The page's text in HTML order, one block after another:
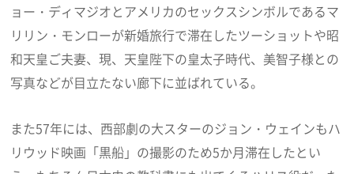
ョー・ディマジオとアメリカのセックスシンボルであるマ
リリン・モンローが新婚旅行で滞在したツーショットや昭
和天皇ご夫妻、現、天皇陛下の皇太子時代、美智子様との
写真などが目立たない廊下に並ばれている。
また57年には、西部劇の大スターのジョン・ウェインもハ
リウッド映画「黒船」の撮影のため5か月滞在したとい